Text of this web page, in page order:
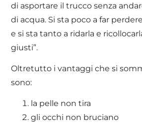
di asportare il trucco senza
di acqua. Si sta poco a far
e si sta tanto a ridarla e
giusti”.
Oltretutto i vantaggi che si
sono:
la pelle non tira
gli occhi non bruciano